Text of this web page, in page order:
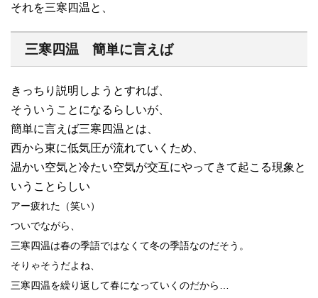
それを三寒四温と、
三寒四温 簡単に言えば
きっちり説明しようとすれば、
そういうことになるらしいが、
簡単に言えば三寒四温とは、
西から東に低気圧が流れていくため、
温かい空気と冷たい空気が交互にやってきて起こる現象と
いうことらしい
アー疲れた（笑い）
ついでながら、
三寒四温は春の季語ではなくて冬の季語なのだそう。
そりゃそうだよね、
三寒四温を繰り返して春になっていくのだから…